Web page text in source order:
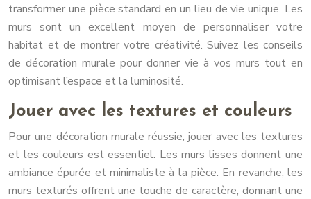
transformer une pièce standard en un lieu de vie unique. Les
murs sont un excellent moyen de personnaliser votre
habitat et de montrer votre créativité. Suivez les conseils
de décoration murale pour donner vie à vos murs tout en
optimisant l’espace et la luminosité.
Jouer avec les textures et couleurs
Pour une décoration murale réussie, jouer avec les textures
et les couleurs est essentiel. Les murs lisses donnent une
ambiance épurée et minimaliste à la pièce. En revanche, les
murs texturés offrent une touche de caractère, donnant une